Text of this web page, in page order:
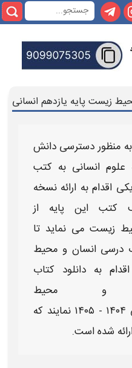
زیست پایه یازدهم انسانی
منظور دسترسی دانش
علوم انسانی به کتب
اقدام به ارائه نسخه
کتب این پایه از
زیست می نماید تا
درسیانسان و محیط
بهدانلود کتاب
و محیط
۱۴۰۴ - ۱۴۰۵
نمایند که
شده است.